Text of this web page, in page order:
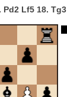
Pd2 Lf5 18. Tg3